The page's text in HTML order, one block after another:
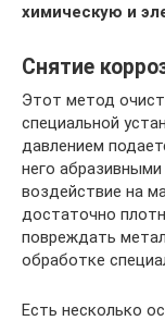
химическую и
Снятие
Этот метод
специальной
давлением
него
воздействие на
достаточно
повреждать
обработке
Есть несколько